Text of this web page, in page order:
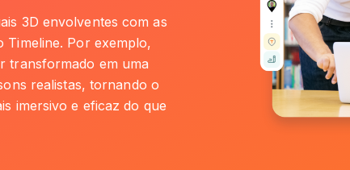
3D envolventes com as
Timeline. Por exemplo,
transformado em uma
realistas, tornando o
imersivo e eficaz do que